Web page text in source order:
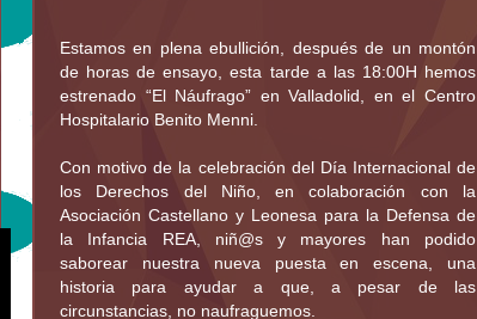
Estamos en plena ebullición, después de un montón
de horas de ensayo, esta tarde a las 18:00H hemos
estrenado “El Náufrago” en Valladolid, en el Centro
Hospitalario Benito Menni.
Con motivo de la celebración del Día Internacional de
los Derechos del Niño, en colaboración con
la
Asociación Castellano y Leonesa para la Defensa de
la Infancia REA, niñ@s y mayores han podido
saborear nuestra nueva puesta en escena, una
historia para ayudar a que, a pesar de las
circunstancias, no naufraguemos.